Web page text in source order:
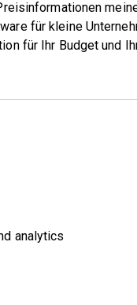
für kleine
für Ihr Budget und
analytics